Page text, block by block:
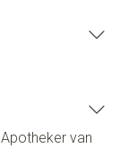
Apotheker van